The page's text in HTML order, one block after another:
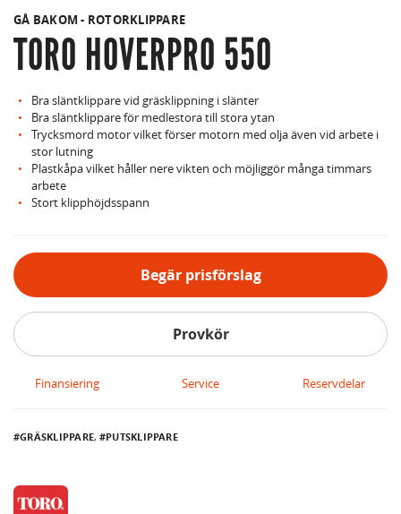
GÅ BAKOM - ROTORKLIPPARE
TORO HOVERPRO 550
Bra släntklippare vid gräsklippning i slänter
Bra släntklippare för medlestora till stora ytan
Trycksmord motor vilket förser motorn med olja även vid arbete i
stor lutning
Plastkåpa vilket håller nere vikten och möjliggör många timmars
arbete
Stort klipphöjdsspann
Begär prisförslag
Provkör
Finansiering Service Reservdelar
GRÄSKLIPPARE, PUTSKLIPPARE